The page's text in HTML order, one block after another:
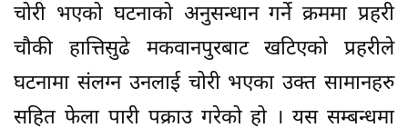
चोरी भएको घटनाको अनुसन्धान गर्ने क्रममा प्रहरी
चौकी हात्तिसुढे मकवानपुरबाट खटिएको प्रहरीले
घटनामा संलग्न उनलाई चोरी भएका उक्त सामानहरु
सहित फेला पारी पक्राउ गरेको हो । यस सम्बन्धमा